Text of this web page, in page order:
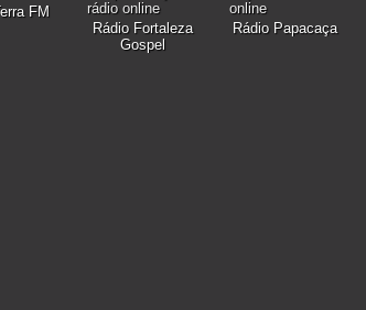
FM
Rádio Fortaleza
Gospel
Rádio Papacaça